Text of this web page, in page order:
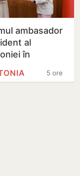
ambasador
al
în
și-a
5 ore